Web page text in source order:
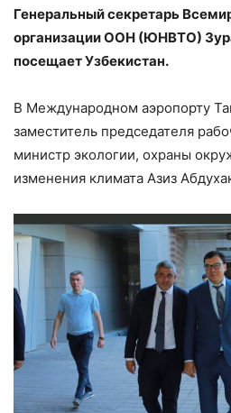
Генеральный секретарь
организации ООН (ЮНВТО)
посещает Узбекистан.
В Международном аэропорту
заместитель председателя
министр экологии, охраны
изменения климата Азиз